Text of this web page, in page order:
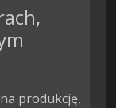
produkcję,